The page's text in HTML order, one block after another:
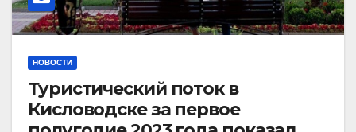
НОВОСТИ
Туристический поток в
Кисловодске за первое